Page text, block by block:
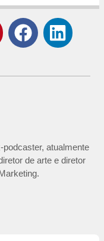
atualmente
de arte e diretor